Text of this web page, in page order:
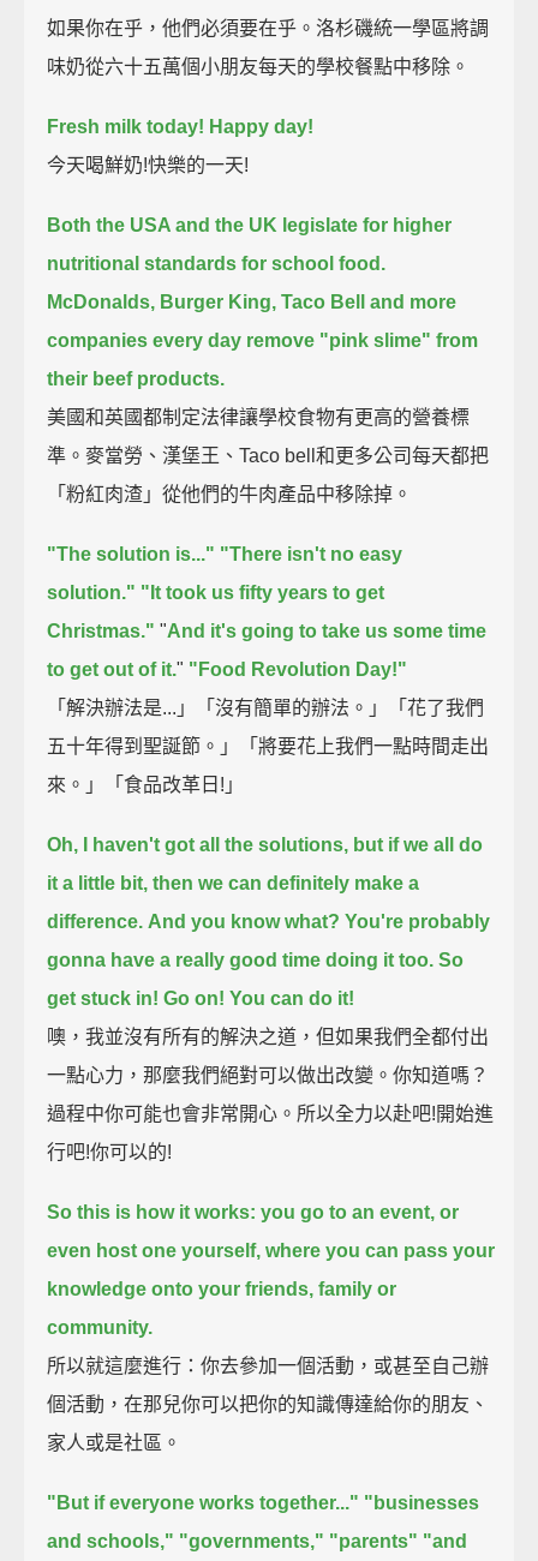
如果你在乎，他們必須要在乎。洛杉磯統一學區將調
味奶從六十五萬個小朋友每天的學校餐點中移除。
Fresh milk today! Happy day!
今天喝鮮奶!快樂的一天!
Both the USA and the UK legislate for higher
nutritional standards for school food.
McDonalds, Burger King, Taco Bell and more
companies every day remove "pink slime" from
their beef products.
美國和英國都制定法律讓學校食物有更高的營養標
準。麥當勞、漢堡王、Taco bell和更多公司每天都把
「粉紅肉渣」從他們的牛肉產品中移除掉。
"The solution is..." "There isn't no easy
solution." "It took us fifty years to get
Christmas." "And it's going to take us some time
to get out of it." "Food Revolution Day!"
「解決辦法是...」「沒有簡單的辦法。」「花了我們
五十年得到聖誕節。」「將要花上我們一點時間走出
來。」「食品改革日!」
Oh, I haven't got all the solutions, but if we all do
it a little bit, then we can definitely make a
difference. And you know what? You're probably
gonna have a really good time doing it too. So
get stuck in! Go on! You can do it!
噢，我並沒有所有的解決之道，但如果我們全都付出
一點心力，那麼我們絕對可以做出改變。你知道嗎？
過程中你可能也會非常開心。所以全力以赴吧!開始進
行吧!你可以的!
So this is how it works: you go to an event, or
even host one yourself, where you can pass your
knowledge onto your friends, family or
community.
所以就這麼進行：你去參加一個活動，或甚至自己辦
個活動，在那兒你可以把你的知識傳達給你的朋友、
家人或是社區。
"But if everyone works together..." "businesses
and schools," "governments," "parents" "and